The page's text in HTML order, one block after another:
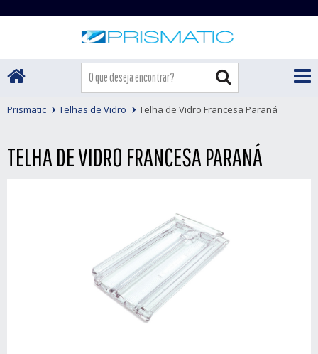
TELHA DE VIDRO FRANCESA PARANÁ
Prismatic Telhas de Vidro Telha de Vidro Francesa Paraná